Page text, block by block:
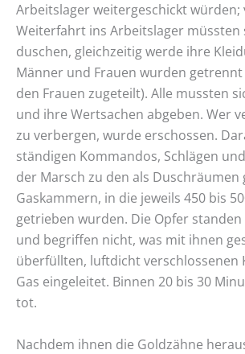
Arbeitslager weitergeschickt würden;
Weiterfahrt ins Arbeitslager müssten
duschen, gleichzeitig werde ihre
Männer und Frauen wurden
den Frauen zugeteilt). Alle mussten
und ihre Wertsachen abgeben. Wer
zu verbergen, wurde erschossen.
ständigen Kommandos, Schlägen
der Marsch zu den als Duschräumen
Gaskammern, in die jeweils 450 bis
getrieben wurden. Die Opfer
und begriffen nicht, was mit ihnen
überfüllten, luftdicht verschlossenen
Gas eingeleitet. Binnen 20 bis 30
tot.
Nachdem ihnen die Goldzähne